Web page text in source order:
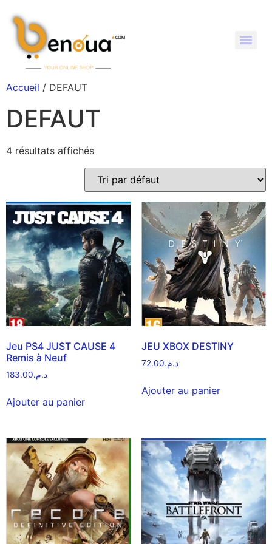
Accueil / DEFAUT
DEFAUT
4 résultats affichés
Jeu PS4 JUST CAUSE 4
Remis à Neuf
د.م.183.00
Ajouter au panier
JEU XBOX DESTINY
د.م.72.00
Ajouter au panier